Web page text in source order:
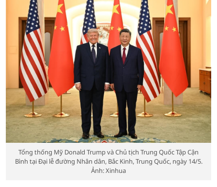
Tổng thống Mỹ Donald Trump và Chủ tịch Trung Quốc Tập Cận
Bình tại Đại lễ đường Nhân dân, Bắc Kinh, Trung Quốc, ngày 14/5.
Ảnh: Xinhua